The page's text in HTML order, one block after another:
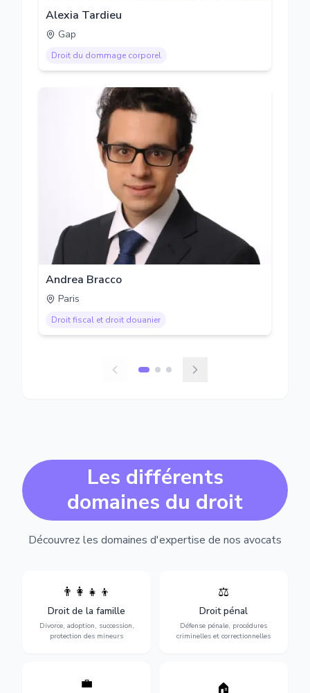
Alexia Tardieu
Gap
Droit du dommage corporel
Andrea Bracco
Paris
Droit fiscal et droit douanier
Les différents
domaines du droit
Découvrez les domaines d'expertise de nos avocats
👨‍👩‍👧‍👦
Droit de la famille
Divorce, adoption, succession,
protection des mineurs
Divorce, garde d'enfants,
adoption, succession et
protection des personnes
vulnérables.
⚖️
Droit pénal
Défense pénale, procédures
criminelles et correctionnelles
Expertise en matière pénale,
vue jusqu'au procès, pour
toute affaire correctionnelle
ou criminelle.
💼
Protection de vos droits au
🏠
Sécurisation de vos projets